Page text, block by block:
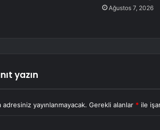
Ağustos 7, 2026
yazın
adresiniz yayınlanmayacak. Gerekli alanlar * ile